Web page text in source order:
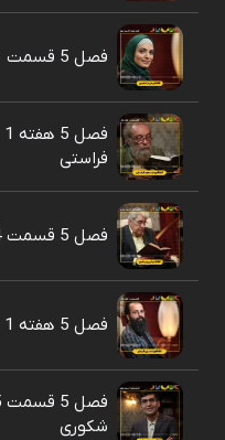
فصل 5 قسمت 3 - بهار کاتوزی
فراستی
فصل 5 قسمت 4 - بهروز رضوی
فصل 5 هفته 1 - حسین فروتن
شکوری